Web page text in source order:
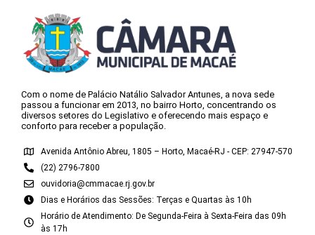
Com o nome de Palácio Natálio Salvador Antunes, a nova sede
passou a funcionar em 2013, no bairro Horto, concentrando os
diversos setores do Legislativo e oferecendo mais espaço e
conforto para receber a população.
Avenida Antônio Abreu, 1805 – Horto, Macaé-RJ - CEP: 27947-570
(22) 2796-7800
ouvidoria@cmmacae.rj.gov.br
Dias e Horários das Sessões: Terças e Quartas às 10h
Horário de Atendimento: De Segunda-Feira à Sexta-Feira das 09h
às 17h